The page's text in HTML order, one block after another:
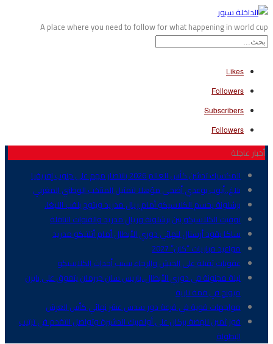
A place where you need to follow for what happening in world cup
Likes
Followers
Subscribers
Followers
أخبار عاجلة
المكسيك تدشن كأس العالم 2026 بانتصار مهم على جنوب إفريقيا
بلاغ..أيوب بوعدي أضحى مؤهلا لتمثيل المنتخب الوطني المغربي
برشلونة يحسم الكلاسيكو أمام ريال مدريد ويتوج بلقب الليغا.
توقيت الكلاسيكو بين برشلونة وريال مدريد والقنوات الناقلة
ساكا يقود أرسنال لنهائي دوري الأبطال أمام أتلتيكو مدريد
مواعيد مباريات “كان” 2027
عقوبات ثقيلة على الجيش والرجاء بسبب أحداث الكلاسيكو
ليلة مجنونة في دوري الأبطال..باريس سان جيرمان يتفوق على بايرن
ميونخ في قمة نارية
مواجهات قوية في قرعة دور سدس عشر نهائي كأس العرش
فوز ثمين لنهضة بركان على أولمبيك الدشيرة وتواصل التقدم في ترتيب
البطولة